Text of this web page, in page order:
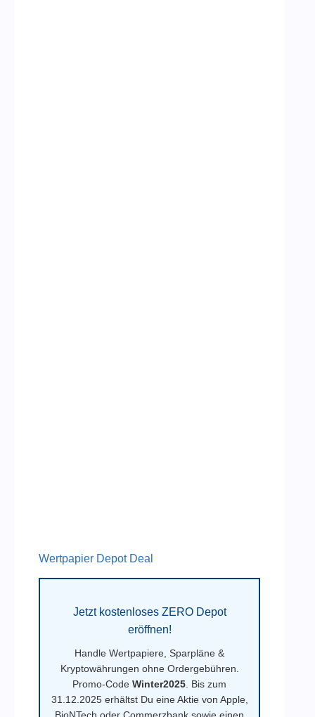
Wertpapier Depot Deal
Jetzt kostenloses ZERO Depot
eröffnen!
Handle Wertpapiere, Sparpläne &
Kryptowährungen ohne Ordergebühren.
Promo-CodeWinter2025. Bis zum
31.12.2025 erhältst Du eine Aktie von Apple,